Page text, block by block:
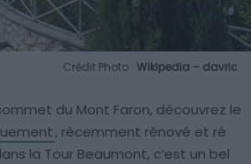
Crédit Photo : Wikipedia – davric
du Mont Faron, découvrez le
, récemment rénové et ré
la Tour Beaumont, c’est un bel